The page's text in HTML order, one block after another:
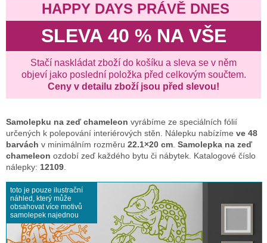
HAPPY DAYS PRÁVĚ DNES
SLEVA 40 % NA VŠE
Stačí naskládat zboží do košíku a sleva se v něm
objeví jako poslední položka před celkovým součtem.
Ceny v detailu zboží jsou před slevou!
Samolepku na zeď chameleon vyrábíme ze speciálních fólií
určených k polepování interiérových stěn. Nálepku nabízíme ve 48
barvách v minimálním rozměru 22.1×20 cm Samolepka na zeď
chameleon ozdobí zeď každého bytu či nábytek. Katalogové číslo
nálepky: 12109
toto je pouze ilustrační
náhled, který může
obsahovat více motivů
samolepek najednou